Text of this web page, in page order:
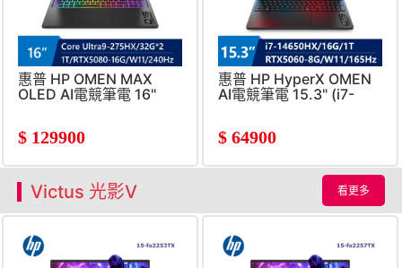
惠普 HP OMEN MAX
OLED AI電競筆電 16"
16G/W11)
$ 129900
惠普 HP HyperX OMEN
AI電競筆電 15.3" (i7-
$ 64900
Victus 光影V 看更多